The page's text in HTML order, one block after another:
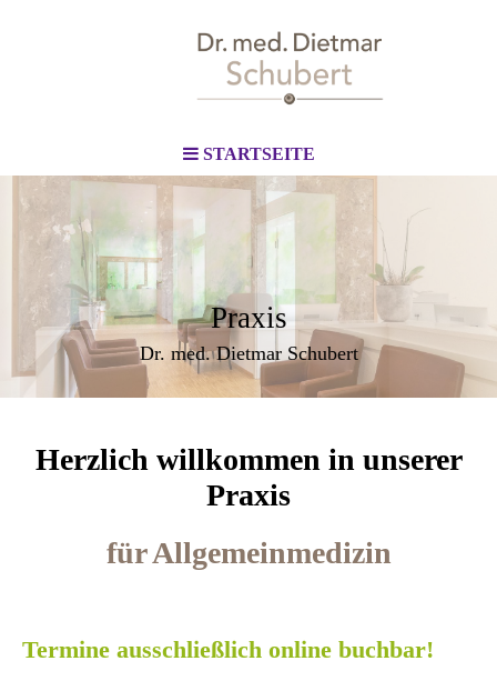
STARTSEITE
Praxis
Dr. med. Dietmar Schubert
Herzlich willkommen in unserer
Praxis
für Allgemeinmedizin
Termine ausschließlich online buchbar!